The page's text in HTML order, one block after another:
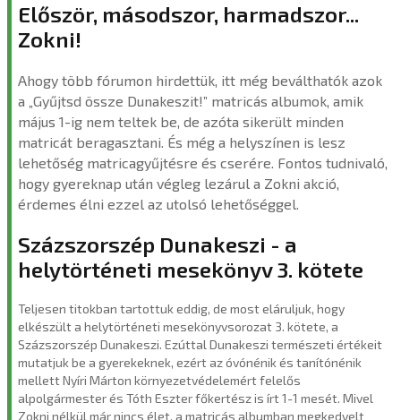
Először, másodszor, harmadszor...
Zokni!
Ahogy több fórumon hirdettük, itt még beválthatók azok
a „Gyűjtsd össze Dunakeszit!” matricás albumok, amik
május 1-ig nem teltek be, de azóta sikerült minden
matricát beragasztani. És még a helyszínen is lesz
lehetőség matricagyűjtésre és cserére. Fontos tudnivaló,
hogy gyereknap után végleg lezárul a Zokni akció,
érdemes élni ezzel az utolsó lehetőséggel.
Százszorszép Dunakeszi - a
helytörténeti mesekönyv 3. kötete
Teljesen titokban tartottuk eddig, de most eláruljuk, hogy
elkészült a helytörténeti mesekönyvsorozat 3. kötete, a
Százszorszép Dunakeszi. Ezúttal Dunakeszi természeti értékeit
mutatjuk be a gyerekeknek, ezért az óvónénik és tanítónénik
mellett Nyíri Márton környezetvédelemért felelős
alpolgármester és Tóth Eszter főkertész is írt 1-1 mesét. Mivel
Zokni nélkül már nincs élet, a matricás albumban megkedvelt